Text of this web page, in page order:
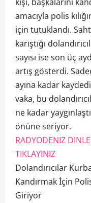
amacıyla polis
için tutuklandı.
karıştığı
sayısı ise son üç
artış gösterdi.
ayına kadar
vaka, bu
ne kadar
önüne seriyor.
RADYODENIZ
TIKLAYINIZ
Dolandırıcılar
Kandırmak İçin Polis
Giriyor